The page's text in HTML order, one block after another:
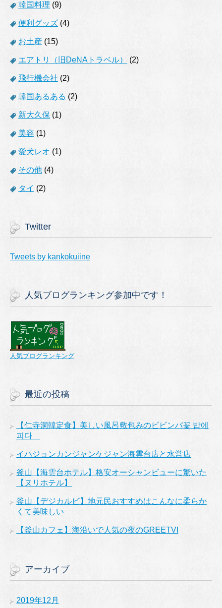
韓国料理 (9)
便利グッズ (4)
お土産 (15)
エアトリ（旧DeNAトラベル） (2)
飛行機会社 (2)
韓国あるある (2)
新大久保 (1)
美容 (1)
愛犬レオ (1)
その他 (4)
タイ (2)
Twitter
Tweets by kankokuiine
人気ブログランキング参加中です！
人気ブログランキング
最近の投稿
【仁寺洞韓定食】美しい風呂敷包みのビビンバ꽃 밥에
피다
イハジョンカンジャンケジャン海雲台店と水営店
釜山【海雲台ホテル】格安オーシャンビューに驚いた
【ヌリホテル】
釜山【デジカルビ】地元民おすすめはこんなに柔らか
くて美味しい
【釜山カフェ】海沿いで人気の夜のGREETVI
アーカイブ
2019年12月